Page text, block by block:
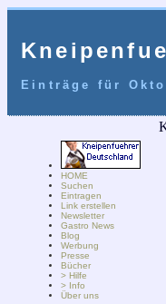
Einträge für
HOME
Suchen
Eintragen
Link erstellen
Newsletter
Gastro News
Blog
Werbung
Presse
Bücher
> Hilfe
> Info
Über uns